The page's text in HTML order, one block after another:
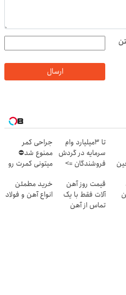
ارسال
تا 3میلیارد وام
سرمایه در گردش
فروشندگان =>
ثبت کن
جراحی کمر
ممنوع شد⛔
میتونی کمرت رو
کنی! 👈🏻
پرسش‌نامه
قیمت روز آهن
آلات فقط با یک
تماس از آهن
خرید مطمئن
انواع آهن و فولاد